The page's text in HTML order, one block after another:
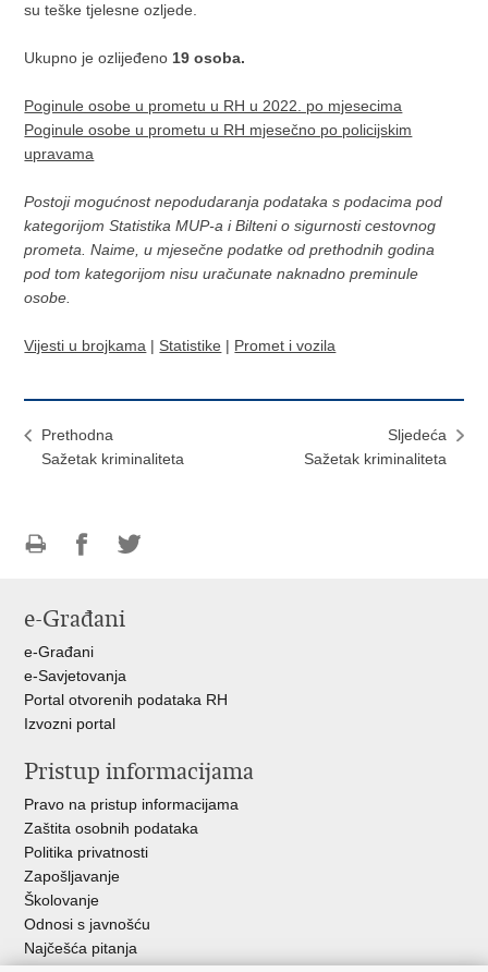
su teške tjelesne ozljede.
Ukupno je ozlijeđeno 19 osoba.
Poginule osobe u prometu u RH u 2022. po mjesecima
Poginule osobe u prometu u RH mjesečno po policijskim
upravama
Postoji mogućnost nepodudaranja podataka s podacima pod
kategorijom Statistika MUP-a i Bilteni o sigurnosti cestovnog
prometa. Naime, u mjesečne podatke od prethodnih godina
pod tom kategorijom nisu uračunate naknadno preminule
osobe.
Vijesti u brojkama | Statistike | Promet i vozila
Prethodna
Sažetak kriminaliteta
Sljedeća
Sažetak kriminaliteta
FacebookuTwitteru
e-Građani
e-Građani
e-Savjetovanja
Portal otvorenih podataka RH
Izvozni portal
Pristup informacijama
Pravo na pristup informacijama
Zaštita osobnih podataka
Politika privatnosti
Zapošljavanje
Školovanje
Odnosi s javnošću
Najčešća pitanja